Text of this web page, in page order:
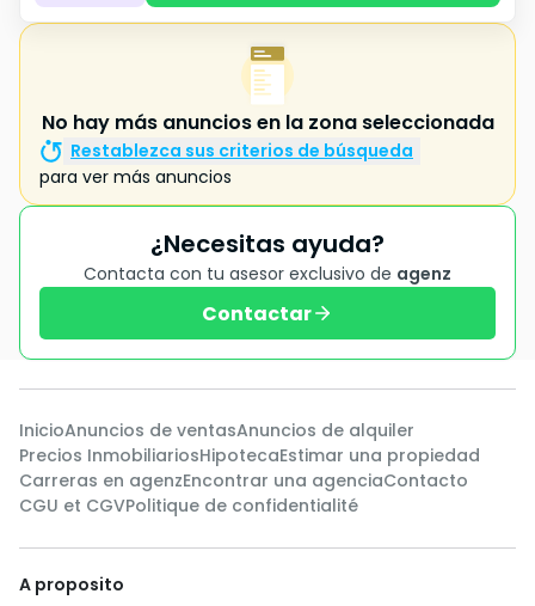
No hay más anuncios en la zona seleccionada
Restablezca sus criterios de búsqueda
para ver más anuncios
¿Necesitas ayuda?
Contacta con tu asesor exclusivo de agenz
Contactar
InicioAnuncios de ventasAnuncios de alquiler
Precios InmobiliariosHipotecaEstimar una propiedad
Carreras en agenzEncontrar una agenciaContacto
CGU et CGVPolitique de confidentialité
A proposito